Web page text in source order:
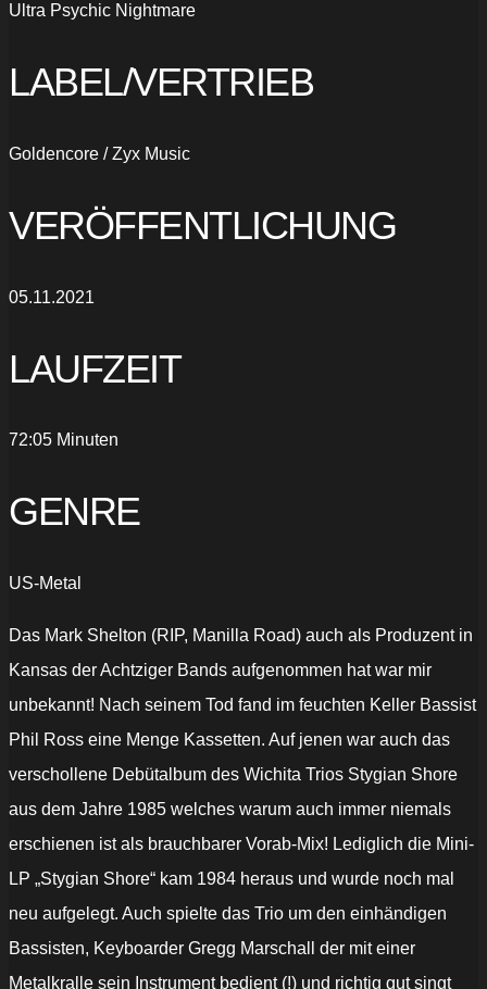
Ultra Psychic Nightmare
LABEL/VERTRIEB
Goldencore / Zyx Music
VERÖFFENTLICHUNG
05.11.2021
LAUFZEIT
72:05 Minuten
GENRE
US-Metal
Das Mark Shelton (RIP, Manilla Road) auch als Produzent in
Kansas der Achtziger Bands aufgenommen hat war mir
unbekannt! Nach seinem Tod fand im feuchten Keller Bassist
Phil Ross eine Menge Kassetten. Auf jenen war auch das
verschollene Debütalbum des Wichita Trios Stygian Shore
aus dem Jahre 1985 welches warum auch immer niemals
erschienen ist als brauchbarer Vorab-Mix! Lediglich die Mini-
LP „Stygian Shore“ kam 1984 heraus und wurde noch mal
neu aufgelegt. Auch spielte das Trio um den einhändigen
Bassisten, Keyboarder Gregg Marschall der mit einer
Metalkralle sein Instrument bedient (!) und richtig gut singt